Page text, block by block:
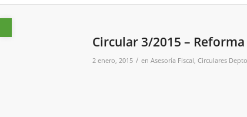
Abrir barra de herramientas
Circular 3/2015 –
2 enero, 2015 / en Asesoría Fiscal, Circulares